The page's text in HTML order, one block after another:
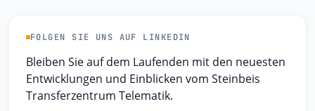
FOLGEN SIE UNS AUF LINKEDIN
Bleiben Sie auf dem Laufenden mit den neuesten
Entwicklungen und Einblicken vom Steinbeis
Transferzentrum Telematik.